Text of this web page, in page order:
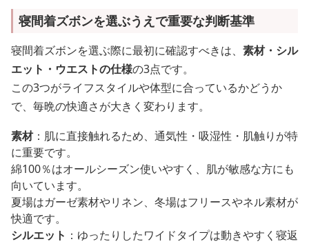
寝間着ズボンを選ぶうえで重要な判断基準
寝間着ズボンを選ぶ際に最初に確認すべきは、 素材・シル
エット・ウエストの仕様の3点です。
この3つがライフスタイルや体型に合っているかどうか
で、毎晩の快適さが大きく変わります。
素材：肌に直接触れるため、通気性・吸湿性・肌触りが特
に重要です。
綿100％はオールシーズン使いやすく、肌が敏感な方にも
向いています。
夏場はガーゼ素材やリネン、冬場はフリースやネル素材が
快適です。
シルエット ：ゆったりしたワイドタイプは動きやすく寝返